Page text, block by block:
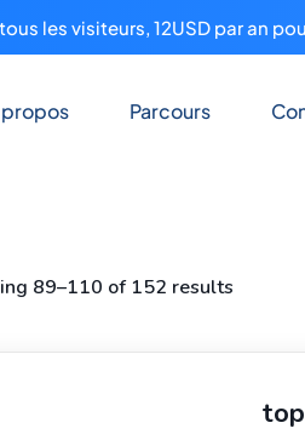
les visiteurs, 12USD par an
Parcours
89–110 of 152 results